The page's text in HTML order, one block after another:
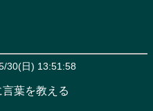
30(日) 13:51:58
葉を教える